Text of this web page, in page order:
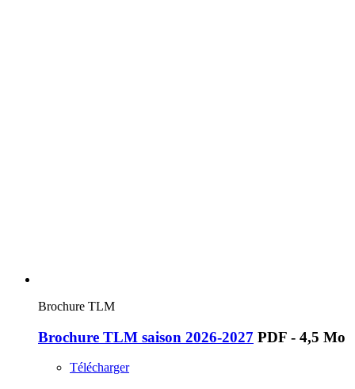
Brochure TLM
Brochure TLM saison 2026-2027 PDF - 4,5 Mo
Télécharger